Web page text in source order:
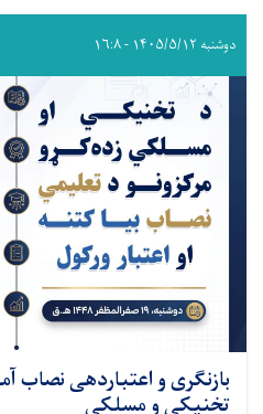
دوشنبه ۱۴۰۵/۵/۱۲ - ۱۶:۸
بازنگری و اعتباردهی نصاب
تخنیکی و مسلکی